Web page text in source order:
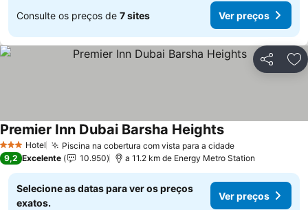
Consulte os preços de 7 sites Ver preços
Partilhar
3 EstrelasHotel Piscina na cobertura com vista para a cidade
Premier Inn Dubai Barsha Heights
9,2 Excelente 10.950 a 11.2 km de Energy Metro Station
Selecione as datas para ver os preços
exatos.
Ver preços